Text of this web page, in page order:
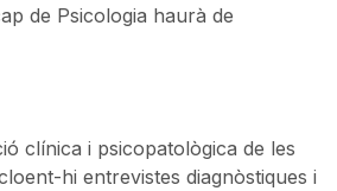
de Psicologia haurà de
clínica i psicopatològica de les
hi entrevistes diagnòstiques i